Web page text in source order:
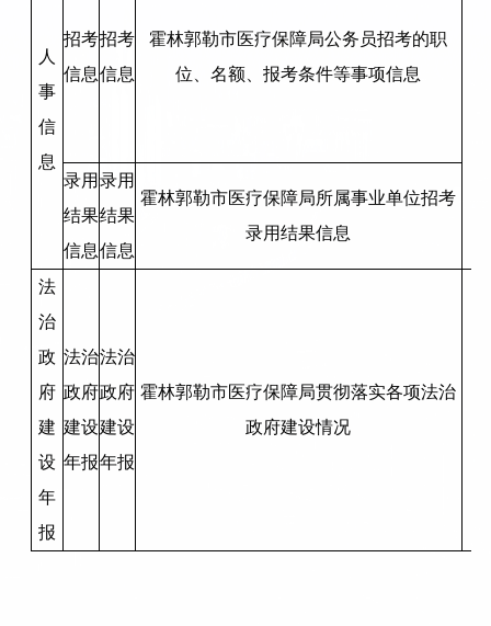
人
事
信
息
招考
信息
招考
信息
霍林郭勒市医疗保障局公务员招考的职
位、名额、报考条件等事项信息
录用
结果
信息
录用
结果
信息
霍林郭勒市医疗保障局所属事业单位招考
录用结果信息
法
治
政
府
建
设
年
报
法治
政府
建设
年报
法治
政府
建设
年报
霍林郭勒市医疗保障局贯彻落实各项法治
政府建设情况